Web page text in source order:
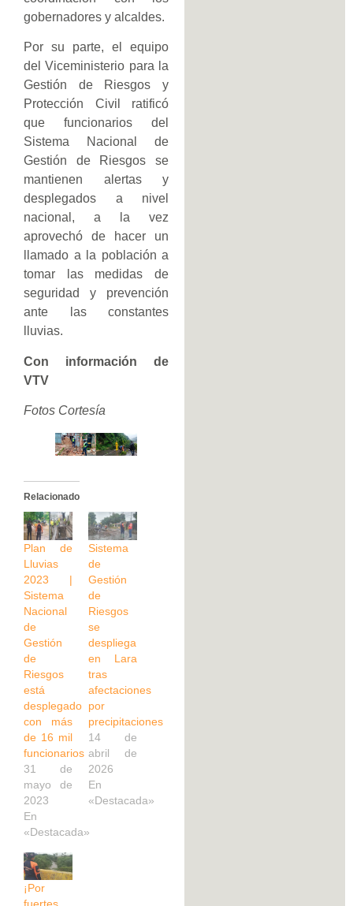
gobernadores y alcaldes.
Por su parte, el equipo
del Viceministerio para la
Gestión de Riesgos y
Protección Civil ratificó
que funcionarios del
Sistema Nacional de
Gestión de Riesgos se
mantienen alertas y
desplegados a nivel
nacional, a la vez
aprovechó de hacer un
llamado a la población a
tomar las medidas de
seguridad y prevención
ante las constantes
lluvias.
Con información de
VTV
Fotos Cortesía
Relacionado
Plan de
Lluvias
2023 |
Sistema
Nacional
de
Gestión
de
Riesgos
está
desplegado
con más
de 16 mil
funcionarios
31 de
mayo de
2023
En
«Destacada»
Sistema
de
Gestión
de
Riesgos
se
despliega
en Lara
tras
afectaciones
por
precipitaciones
14 de
abril de
2026
En
«Destacada»
¡Por